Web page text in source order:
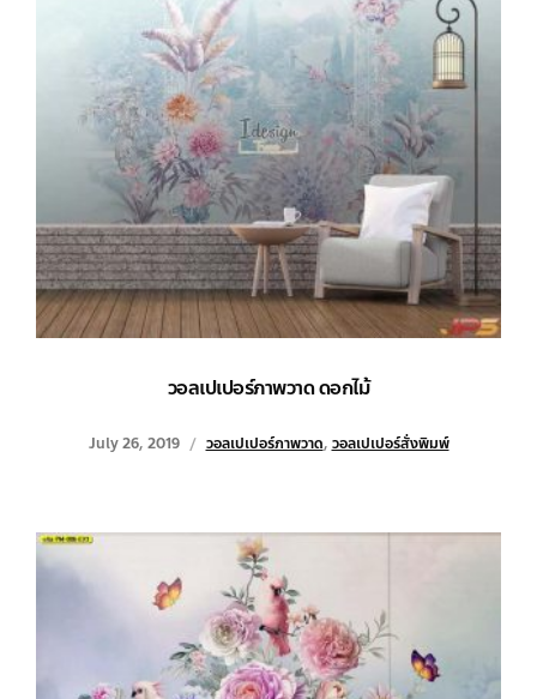
วอลเปเปอร์ภาพวาด ดอกไม้
July 26, 2019 วอลเปเปอร์ภาพวาด, วอลเปเปอร์สั่งพิมพ์